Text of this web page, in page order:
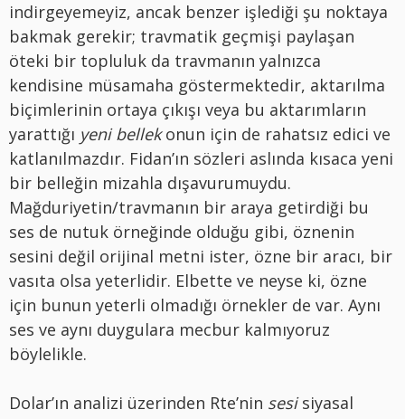
indirgeyemeyiz, ancak benzer işlediği şu noktaya
bakmak gerekir; travmatik geçmişi paylaşan
öteki bir topluluk da travmanın yalnızca
kendisine müsamaha göstermektedir, aktarılma
biçimlerinin ortaya çıkışı veya bu aktarımların
yarattığı yeni bellekonun için de rahatsız edici ve
katlanılmazdır. Fidan’ın sözleri aslında kısaca yeni
bir belleğin mizahla dışavurumuydu.
Mağduriyetin/travmanın bir araya getirdiği bu
ses de nutuk örneğinde olduğu gibi, öznenin
sesini değil orijinal metni ister, özne bir aracı, bir
vasıta olsa yeterlidir. Elbette ve neyse ki, özne
için bunun yeterli olmadığı örnekler de var. Aynı
ses ve aynı duygulara mecbur kalmıyoruz
böylelikle.
Dolar’ın analizi üzerinden Rte’nin sesisiyasal